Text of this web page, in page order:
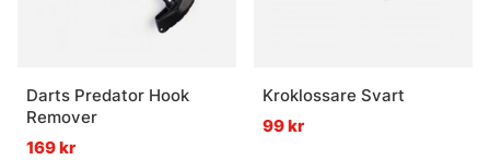
Darts Predator Hook
Remover
169 kr
Kroklossare Svart
99 kr